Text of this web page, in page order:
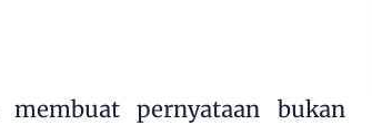
pernyataan bukan